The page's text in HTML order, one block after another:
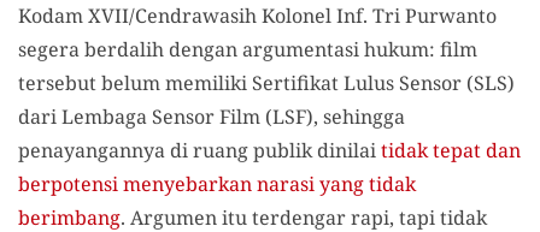
Kodam XVII/Cendrawasih Kolonel Inf. Tri Purwanto
segera berdalih dengan argumentasi hukum: film
tersebut belum memiliki Sertifikat Lulus Sensor (SLS)
dari Lembaga Sensor Film (LSF), sehingga
penayangannya di ruang publik dinilaitidak tepat dan
berpotensi menyebarkan narasi yang tidak
berimbang. Argumen itu terdengar rapi, tapi tidak